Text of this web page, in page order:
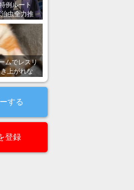
例ルート
虫全力推
ムでレスリ
上がれな
する
登録